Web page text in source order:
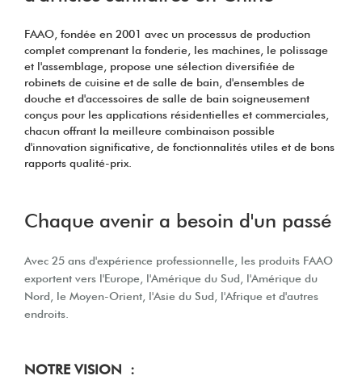
FAAO, fondée en 2001 avec un processus de production
complet comprenant la fonderie, les machines, le polissage
et l'assemblage, propose une sélection diversifiée de
robinets de cuisine et de salle de bain, d'ensembles de
douche et d'accessoires de salle de bain soigneusement
conçus pour les applications résidentielles et commerciales,
chacun offrant la meilleure combinaison possible
d'innovation significative, de fonctionnalités utiles et de bons
rapports qualité-prix.
Chaque avenir a besoin d'un passé
Avec 25 ans d'expérience professionnelle, les produits FAAO
exportent vers l'Europe, l'Amérique du Sud, l'Amérique du
Nord, le Moyen-Orient, l'Asie du Sud, l'Afrique et d'autres
endroits.
NOTRE VISION :